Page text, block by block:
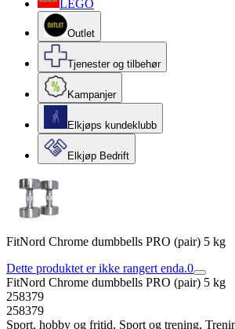
LEGO
Outlet
Tjenester og tilbehør
Kampanjer
Elkjøps kundeklubb
Elkjøp Bedrift
FitNord Chrome dumbbells PRO (pair) 5 kg
Dette produktet er ikke rangert enda.0
FitNord Chrome dumbbells PRO (pair) 5 kg
258379
258379
Sport, hobby og fritid, Sport og trening,